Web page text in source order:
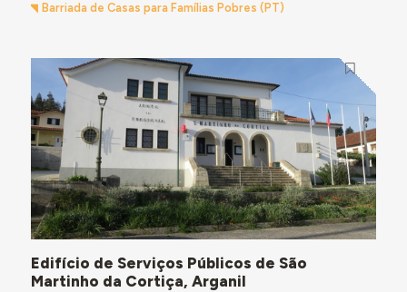
Barriada de Casas para Famílias Pobres (PT)
Edifício de Serviços Públicos de São
Martinho da Cortiça, Arganil